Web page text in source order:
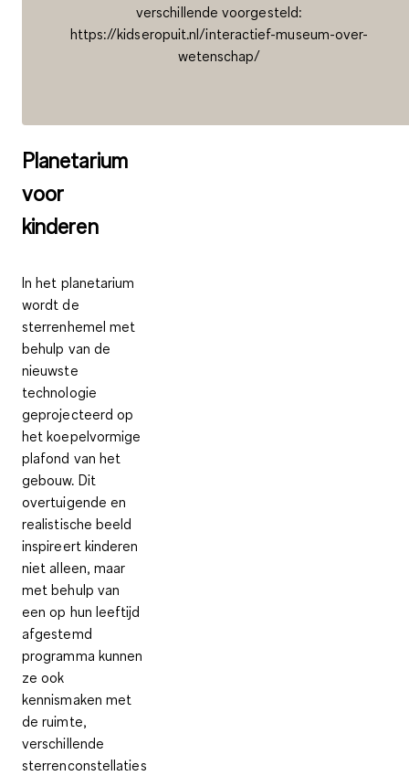
verschillende voorgesteld:
https://kidseropuit.nl/interactief-museum-over-
wetenschap/
Planetarium
voor
kinderen
In het planetarium
wordt de
sterrenhemel met
behulp van de
nieuwste
technologie
geprojecteerd op
het koepelvormige
plafond van het
gebouw. Dit
overtuigende en
realistische beeld
inspireert kinderen
niet alleen, maar
met behulp van
eenop hun leeftijd
afgestemd
programma kunnen
ze ook
kennismaken met
de ruimte,
verschillende
sterrenconstellaties